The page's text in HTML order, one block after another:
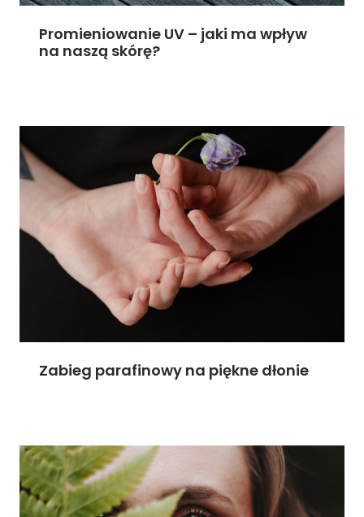
Promieniowanie UV – jaki ma wpływ
na naszą skórę?
Zabieg parafinowy na piękne dłonie